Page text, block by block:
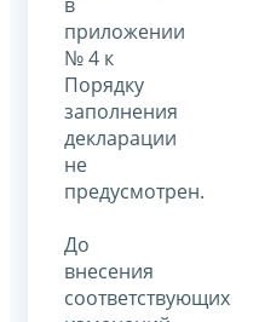
приложении
№ 4 к
Порядку
заполнения
декларации
не
предусмотрен.
До
внесения
соответствующих